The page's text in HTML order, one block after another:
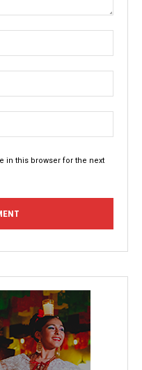
in this browser for the next